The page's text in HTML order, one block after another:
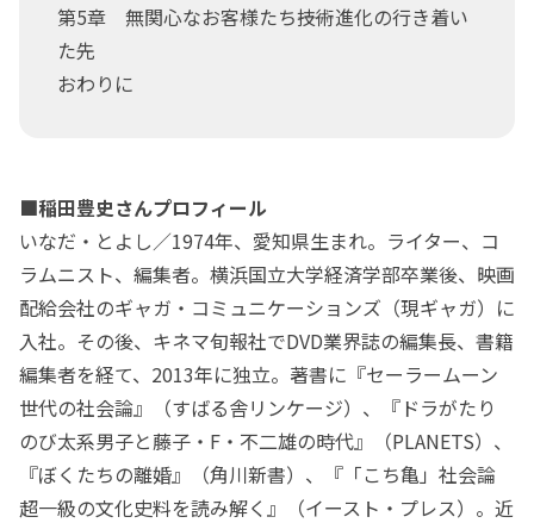
第5章 無関心なお客様たち――技術進化の行き着い
た先
おわりに
■稲田豊史さんプロフィール
いなだ・とよし／1974年、愛知県生まれ。ライター、コ
ラムニスト、編集者。横浜国立大学経済学部卒業後、映画
配給会社のギャガ・コミュニケーションズ（現ギャガ）に
入社。その後、キネマ旬報社でDVD業界誌の編集長、書籍
編集者を経て、2013年に独立。著書に『セーラームーン
世代の社会論』（すばる舎リンケージ）、『ドラがたり
のび太系男子と藤子・F・不二雄の時代』（PLANETS）、
『ぼくたちの離婚』（角川新書）、『「こち亀」社会論
超一級の文化史料を読み解く』（イースト・プレス）。近